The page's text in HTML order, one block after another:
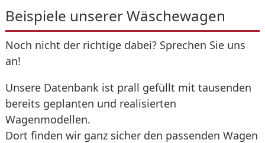
Beispiele unserer Wäschewagen
Noch nicht der richtige dabei? Sprechen Sie uns
an!
Unsere Datenbank ist prall gefüllt mit tausenden
bereits geplanten und realisierten
Wagenmodellen.
Dort finden wir ganz sicher den passenden Wagen